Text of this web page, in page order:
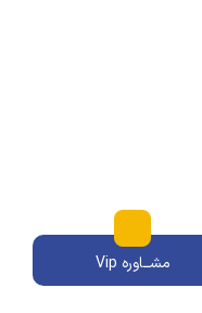
مشــاوره Vip